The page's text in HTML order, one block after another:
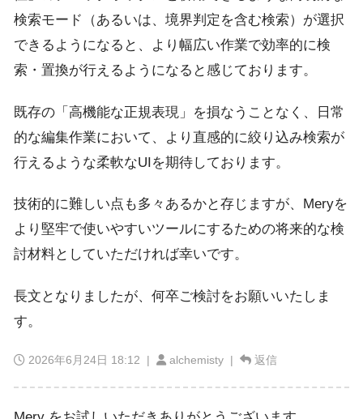
検索モード（あるいは、境界判定を含む検索）が選択
できるようになると、より幅広い作業で効率的に検
索・置換が行えるようになると感じております。
既存の「高機能な正規表現」を損なうことなく、日常
的な編集作業において、より直感的に絞り込み検索が
行えるような柔軟なUIを期待しております。
技術的に難しい点も多々あるかと存じますが、Meryを
より堅牢で使いやすいツールにするための将来的な検
討材料としていただければ幸いです。
長文となりましたが、何卒ご検討をお願いいたしま
す。
2026年6月24日 18:12 | alchemisty | 返信